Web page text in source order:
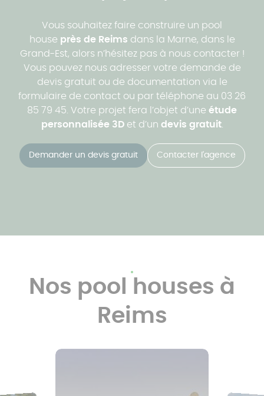
Vous souhaitez faire construire un pool
house près de Reims dans la Marne, dans le
Grand-Est, alors n’hésitez pas à nous contacter !
Vous pouvez nous adresser votre demande de
devis gratuit ou de documentation via le
formulaire de contact ou par téléphone au 03 26
85 79 45. Votre projet fera l’objet d’une étude
personnalisée 3Det d’un devis gratuit.
Demander un devis gratuit Contacter l'agence
Nos pool houses à
Reims